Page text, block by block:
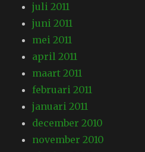
juli 2011
juni 2011
mei 2011
april 2011
maart 2011
februari 2011
januari 2011
december 2010
november 2010